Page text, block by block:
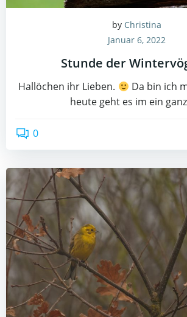
by Christina
Januar 6, 2022
Stunde der
Hallöchen ihr Lieben.
Da bin ich
heute geht es im ein
0